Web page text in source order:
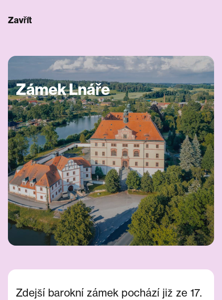
Zavřít
Zámek Lnáře
Zdejší barokní zámek pochází již ze 17.